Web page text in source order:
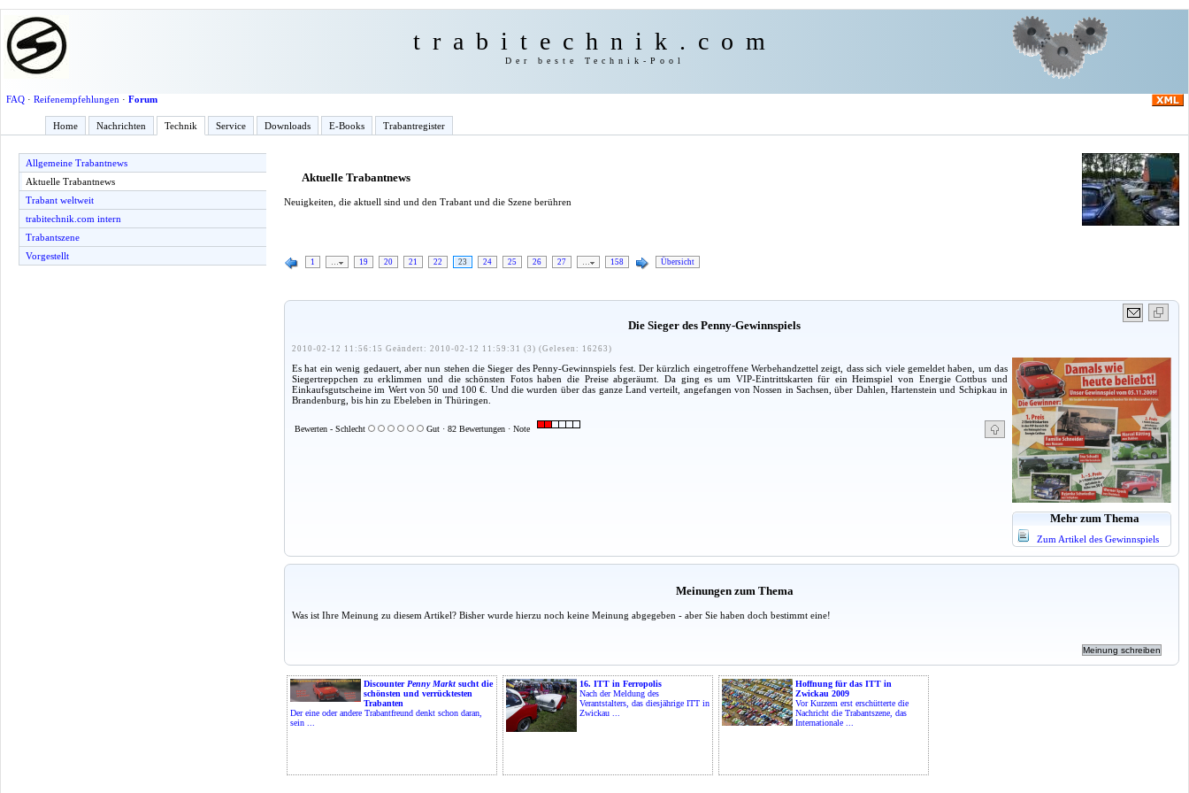
trabitechnik.com
Der beste Technik-Pool
FAQ· Reifenempfehlungen · Forum
Home Nachrichten Technik Service Downloads E-Books Trabantregister
Allgemeine Trabantnews
Aktuelle Trabantnews
Trabant weltweit
trabitechnik.com intern
Trabantszene
Vorgestellt
Aktuelle Trabantnews
Neuigkeiten, die aktuell sind und den Trabant und die Szene berühren
1 … 19 20 21 22 23 24 25 26 27 … 158 Übersicht
Die Sieger des Penny-Gewinnspiels
2010-02-12 11:56:15 Geändert: 2010-02-12 11:59:31 (3) (Gelesen: 16263)
Mehr zum Thema
Zum Artikel des Gewinnspiels
Es hat ein wenig gedauert, aber nun stehen die Sieger des Penny-Gewinnspiels fest. Der kürzlich eingetroffene Werbehandzettel zeigt, dass sich viele gemeldet haben, um das
Siegertreppchen zu erklimmen und die schönsten Fotos haben die Preise abgeräumt. Da ging es um VIP-Eintrittskarten für ein Heimspiel von Energie Cottbus und
Einkaufsgutscheine im Wert von 50 und 100 €. Und die wurden über das ganze Land verteilt, angefangen von Nossen in Sachsen, über Dahlen, Hartenstein und Schipkau in
Brandenburg, bis hin zu Ebeleben in Thüringen.
Bewerten - Schlecht Gut · 82 Bewertungen · Note
Meinungen zum Thema
Was ist Ihre Meinung zu diesem Artikel? Bisher wurde hierzu noch keine Meinung abgegeben - aber Sie haben doch bestimmt eine!
DiscounterPenny Markt sucht die
schönsten und verrücktesten
Trabanten
Der eine oder andere Trabantfreund denkt schon daran,
sein ...
16. ITT in Ferropolis
Nach der Meldung des
Verantstalters, das diesjährige ITT in
Zwickau ...
Hoffnung für das ITT in
Zwickau 2009
Vor Kurzem erst erschütterte die
Nachricht die Trabantszene, das
Internationale ...